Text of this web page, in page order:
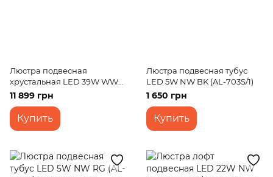
Люстра подвесная
хрустальная LED 39W WW
CH (BR-969S/3)
11 899 грн
Купить
Люстра подвесная тубус
LED 5W NW BK (AL-703S/1)
1 650 грн
Купить